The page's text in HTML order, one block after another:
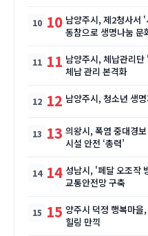
10 남양주시, 제2청사서
동참으로 생명나눔 문
11 남양주시, 체납관리
체납 관리 본격화
12 남양주시, 청소년 생
13 의왕시, 폭염 중대경
시설 안전 ‘총력’
14 성남시, '페달 오조작
교통안전망 구축
15 양주시 덕정 행복마
힐링 만끽